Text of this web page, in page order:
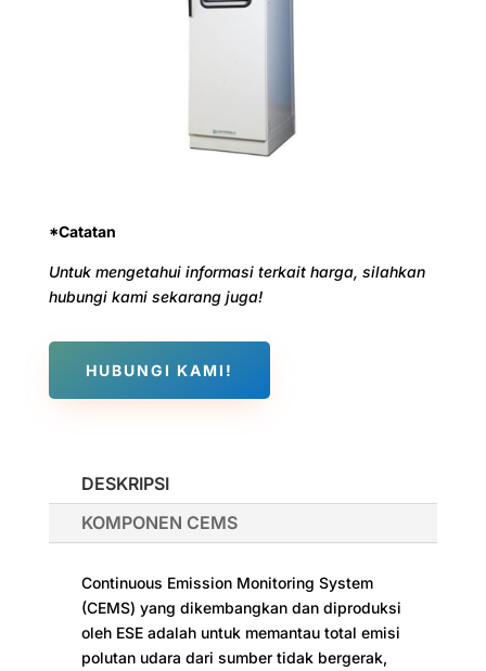
*Catatan
Untuk mengetahui informasi terkait harga, silahkan
hubungi kami sekarang juga!
HUBUNGI KAMI!
DESKRIPSI
KOMPONEN CEMS
Continuous Emission Monitoring System
(CEMS) yang dikembangkan dan diproduksi
oleh ESE adalah untuk memantau total emisi
polutan udara dari sumber tidak bergerak,